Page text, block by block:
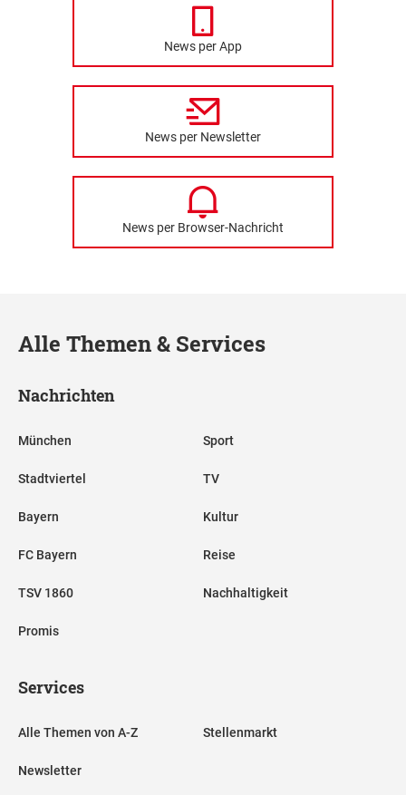
News per App
News per Newsletter
News per Browser-Nachricht
Alle Themen & Services
Nachrichten
München
Stadtviertel
Bayern
FC Bayern
TSV 1860
Promis
Sport
TV
Kultur
Reise
Nachhaltigkeit
Services
Alle Themen von A-Z
Newsletter
Stellenmarkt